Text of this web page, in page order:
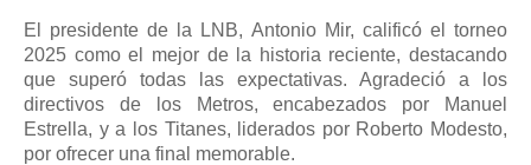
El presidente de la LNB, Antonio Mir, calificó el torneo
2025 como el mejor de la historia reciente, destacando
que superó todas las expectativas. Agradeció a los
directivos de los Metros, encabezados por Manuel
Estrella, y a los Titanes, liderados por Roberto Modesto,
por ofrecer una final memorable.